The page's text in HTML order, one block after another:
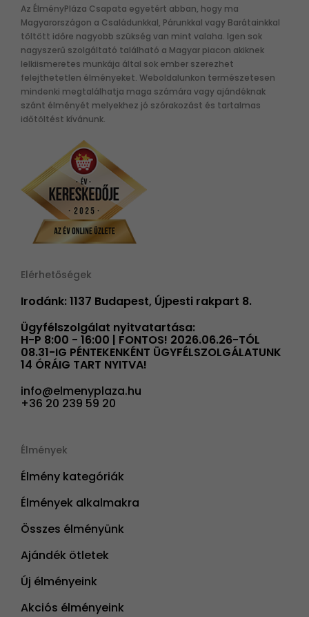
Az ÉlményPláza Csapata egyetért abban, hogy ma
Magyarországon a Családunkkal, Párunkkal vagy Barátainkkal
töltött időre nagyobb szükség van mint valaha. Igen sok
nagyszerű szolgáltató található a Magyar piacon akiknek
lelkiismeretes munkája által sok ember szerezhet
felejthetetlen élményeket. Weboldalunkon természetesen
mindenki megtalálhatja maga számára vagy ajándéknak
szánt élményét melyekhez jó szórakozást és tartalmas
időtöltést kívánunk.
Elérhetőségek
Irodánk: 1137 Budapest, Újpesti rakpart 8.
Ügyfélszolgálat nyitvatartása:
H-P 8:00 - 16:00 | FONTOS! 2026.06.26-TÓL
08.31-IG PÉNTEKENKÉNT ÜGYFÉLSZOLGÁLATUNK
14 ÓRÁIG TART NYITVA!
info@elmenyplaza.hu
+36 20 239 59 20
Élmények
Élmény kategóriák
Élmények alkalmakra
Összes élményünk
Ajándék ötletek
Új élményeink
Akciós élményeink